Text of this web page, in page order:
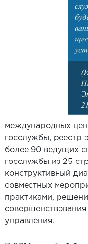
международных
госслужбы, реестр
более 90 ведущих
госслужбы из 25
конструктивный
совместных
практиками,
совершенствования
управления.